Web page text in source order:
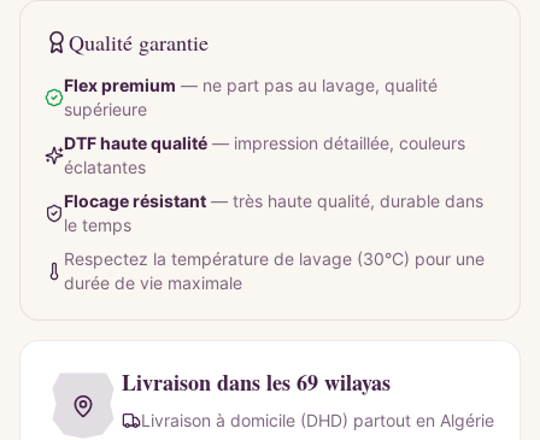
Qualité garantie
Flex premium — ne part pas au lavage, qualité
supérieure
DTF haute qualité — impression détaillée, couleurs
éclatantes
Flocage résistant — très haute qualité, durable dans
le temps
Respectez la température de lavage (30°C) pour une
durée de vie maximale
Livraison dans les 69 wilayas
Livraison à domicile (DHD) partout en Algérie